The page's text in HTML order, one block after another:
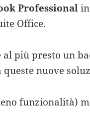
Professional
Office.
più presto un
nuove
funzionalità)